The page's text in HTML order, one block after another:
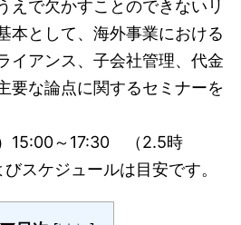
えで欠かすことのできないリ
本として、海外事業における
イアンス、子会社管理、代金
要な論点に関するセミナーを
）15:00～17:30 （2.5時
スケジュールは目安です。